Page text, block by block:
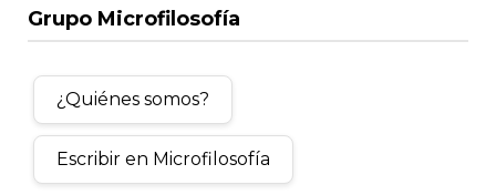
Grupo Microfilosofía
¿Quiénes somos?
Escribir en Microfilosofía